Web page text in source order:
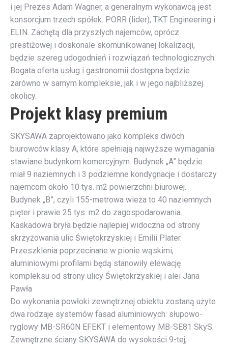
i jej Prezes Adam Wagner, a generalnym wykonawcą jest
konsorcjum trzech spółek: PORR (lider), TKT Engineering i
ELIN. Zachętą dla przyszłych najemców, oprócz
prestiżowej i doskonale skomunikowanej lokalizacji,
będzie szereg udogodnień i rozwiązań technologicznych.
Bogata oferta usług i gastronomii dostępna będzie
zarówno w samym kompleksie, jak i w jego najbliższej
okolicy.
Projekt klasy premium
SKYSAWA zaprojektowano jako kompleks dwóch
biurowców klasy A, które spełniają najwyższe wymagania
stawiane budynkom komercyjnym. Budynek „A” będzie
miał 9 naziemnych i 3 podziemne kondygnacje i dostarczy
najemcom około 10 tys. m2 powierzchni biurowej.
Budynek „B”, czyli 155-metrowa wieża to 40 naziemnych
pięter i prawie 25 tys. m2 do zagospodarowania.
Kaskadowa bryła będzie najlepiej widoczna od strony
skrzyżowania ulic Świętokrzyskiej i Emilii Plater.
Przeszklenia poprzecinane w pionie wąskimi,
aluminiowymi profilami będą stanowiły elewację
kompleksu od strony ulicy Świętokrzyskiej i alei Jana
Pawła
Do wykonania powłoki zewnętrznej obiektu zostaną użyte
dwa rodzaje systemów fasad aluminiowych: słupowo-
ryglowy MB-SR60N EFEKT i elementowy MB-SE81 SkyS.
Zewnętrzne ściany SKYSAWA do wysokości 9-tej,